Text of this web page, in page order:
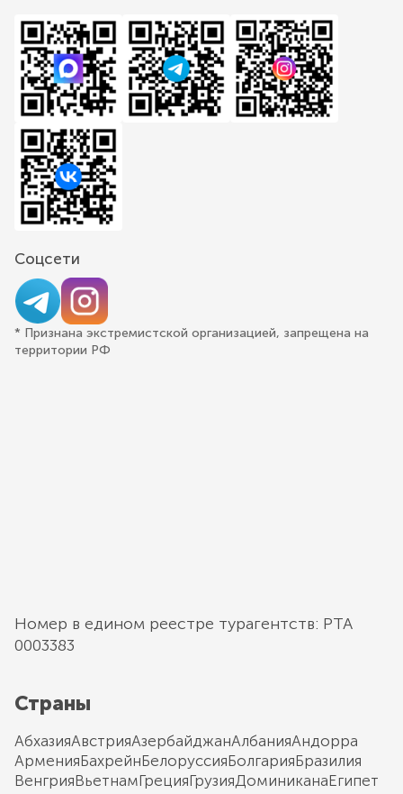
Соцсети
* Признана экстремистской организацией, запрещена на
территории РФ
Номер в едином реестре турагентств: РТА
0003383
Страны
АбхазияАвстрияАзербайджанАлбанияАндорра
АрменияБахрейнБелоруссияБолгарияБразилия
ВенгрияВьетнамГрецияГрузияДоминиканаЕгипет